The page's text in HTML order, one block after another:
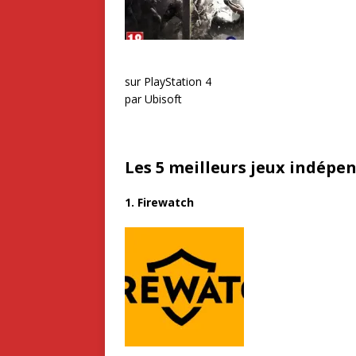
sur PlayStation 4
par Ubisoft
Les 5 meilleurs jeux
1. Firewatch